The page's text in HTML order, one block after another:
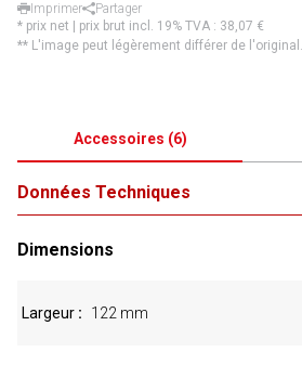
Imprimer
Partager
* prix net | prix brut incl. 19% TVA : 38,07 €
** L'image peut légèrement différer de l'original.
Accessoires (6)
Données Techniques
Dimensions
Largeur 122 mm